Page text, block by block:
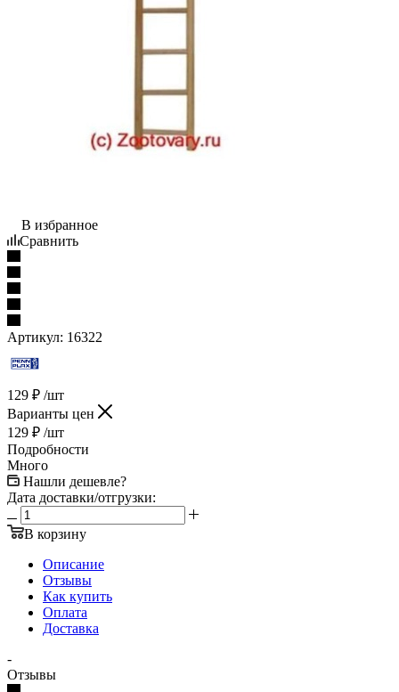
В избранное
Сравнить
Артикул: 16322
129 ₽ /шт
Варианты цен
129 ₽ /шт
Подробности
Много
Нашли дешевле?
Дата доставки/отгрузки:
В корзину
Описание
Отзывы
Как купить
Оплата
Доставка
-
Отзывы